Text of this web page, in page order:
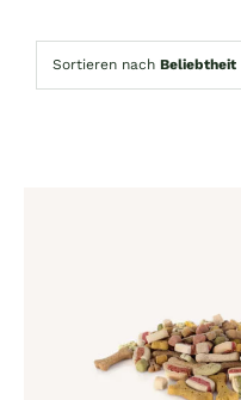
Sortieren nach Beliebtheit
IN DEN WARENKORB
VIEW